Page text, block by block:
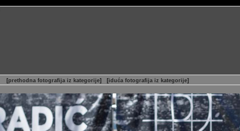
[prethodna fotografija iz kategorije] [iduća fotografija iz kategorije]